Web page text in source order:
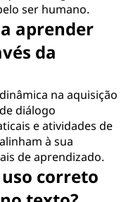
ser humano.
aprender
da
na aquisição
diálogo
e atividades de
à sua
de aprendizado.
correto